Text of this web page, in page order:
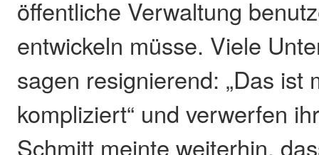
öffentliche Verwaltung
entwickeln müsse. Viele
sagen resignierend: „Das ist
kompliziert“ und verwerfen
Schmitt meinte weiterhin,